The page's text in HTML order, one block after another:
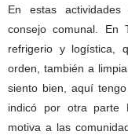
En estas
consejo comunal. En
refrigerio y logística,
orden, también a
siento bien, aquí
indicó por otra parte
motiva a las